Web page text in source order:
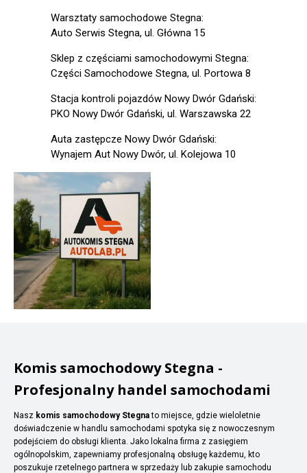
Warsztaty samochodowe Stegna:
Auto Serwis Stegna, ul. Główna 15
Sklep z częściami samochodowymi Stegna:
Części Samochodowe Stegna, ul. Portowa 8
Stacja kontroli pojazdów Nowy Dwór Gdański:
PKO Nowy Dwór Gdański, ul. Warszawska 22
Auta zastępcze Nowy Dwór Gdański:
Wynajem Aut Nowy Dwór, ul. Kolejowa 10
Komis samochodowy Stegna -
Profesjonalny handel samochodami
Nasz komis samochodowy Stegnato miejsce, gdzie wieloletnie
doświadczenie w handlu samochodami spotyka się z nowoczesnym
podejściem do obsługi klienta. Jako lokalna firma z zasięgiem
ogólnopolskim, zapewniamy profesjonalną obsługę każdemu, kto
poszukuje rzetelnego partnera w sprzedaży lub zakupie samochodu